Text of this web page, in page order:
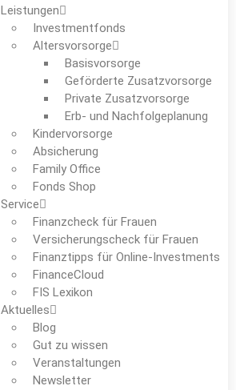
Leistungen
Investmentfonds
Altersvorsorge
Basisvorsorge
Geförderte Zusatzvorsorge
Private Zusatzvorsorge
Erb- und Nachfolgeplanung
Kindervorsorge
Absicherung
Family Office
Fonds Shop
Service
Finanzcheck für Frauen
Versicherungscheck für Frauen
Finanztipps für Online-Investments
FinanceCloud
FIS Lexikon
Aktuelles
Blog
Gut zu wissen
Veranstaltungen
Newsletter